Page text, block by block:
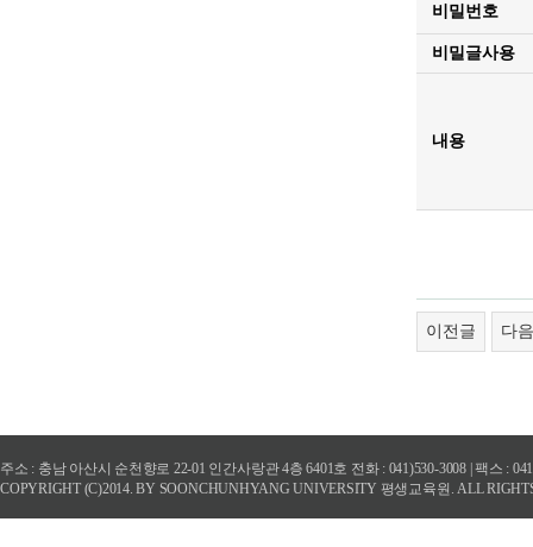
비밀번호
비밀글사용
내용
이전글 다
주소 : 충남 아산시 순천향로 22-01 인간사랑관 4층 6401호 전화 : 041)530-3008 | 팩스 :
COPYRIGHT (C)2014. BY SOONCHUNHYANG UNIVERSITY 평생교육원. ALL